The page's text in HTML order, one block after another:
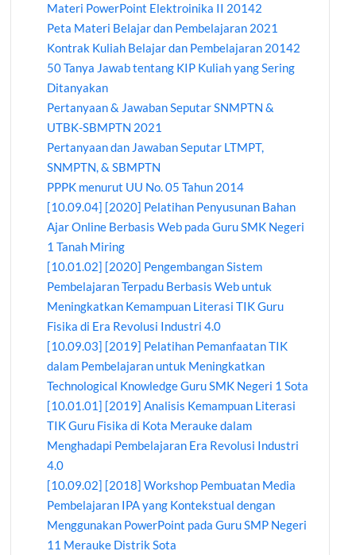
Materi PowerPoint Elektroinika II 20142
Peta Materi Belajar dan Pembelajaran 2021
Kontrak Kuliah Belajar dan Pembelajaran 20142
50 Tanya Jawab tentang KIP Kuliah yang Sering
Ditanyakan
Pertanyaan & Jawaban Seputar SNMPTN &
UTBK-SBMPTN 2021
Pertanyaan dan Jawaban Seputar LTMPT,
SNMPTN, & SBMPTN
PPPK menurut UU No. 05 Tahun 2014
[10.09.04] [2020] Pelatihan Penyusunan Bahan
Ajar Online Berbasis Web pada Guru SMK Negeri
1 Tanah Miring
[10.01.02] [2020] Pengembangan Sistem
Pembelajaran Terpadu Berbasis Web untuk
Meningkatkan Kemampuan Literasi TIK Guru
Fisika di Era Revolusi Industri 4.0
[10.09.03] [2019] Pelatihan Pemanfaatan TIK
dalam Pembelajaran untuk Meningkatkan
Technological Knowledge Guru SMK Negeri 1 Sota
[10.01.01] [2019] Analisis Kemampuan Literasi
TIK Guru Fisika di Kota Merauke dalam
Menghadapi Pembelajaran Era Revolusi Industri
4.0
[10.09.02] [2018] Workshop Pembuatan Media
Pembelajaran IPA yang Kontekstual dengan
Menggunakan PowerPoint pada Guru SMP Negeri
11 Merauke Distrik Sota